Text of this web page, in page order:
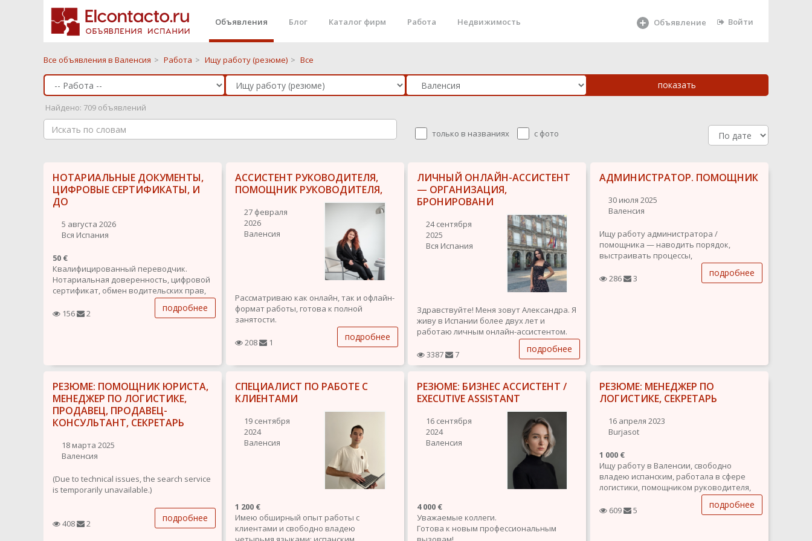
Объявления Блог Каталог фирм Работа Недвижимость Объявление Войти
Все объявления в Валенсия > Работа > Ищу работу (резюме) > Все
Найдено: 709 объявлений
только в названиях с фото
НОТАРИАЛЬНЫЕ ДОКУМЕНТЫ,
ЦИФРОВЫЕ СЕРТИФИКАТЫ, И
ДО
5 августа 2026
Вся Испания
50 €
Квалифицированный переводчик.
Нотариальная доверенность, цифровой
сертификат, обмен водительских прав,
сита на получение карты резиденции и
т.д.156 2 подробнее
АССИСТЕНТ РУКОВОДИТЕЛЯ,
ПОМОЩНИК РУКОВОДИТЕЛЯ,
27 февраля
2026
Валенсия
Рассматриваю как онлайн, так и офлайн-
формат работы, готова к полной
занятости.
Образование:
государственный университет,
2. Магистратура с отличием — НГУЭУ
(Новосибирский государственный
208 1 подробнее
ЛИЧНЫЙ ОНЛАЙН-АССИСТЕНТ
— ОРГАНИЗАЦИЯ,
БРОНИРОВАНИ
24 сентября
2025
Вся Испания
Здравствуйте! Меня зовут Александра. Я
живу в Испании более двух лет и
работаю личным онлайн-ассистентом.
Помогаю предпринимателям, семьям и
частным клиентам с повседневными
деликатным подходом.
Уже сотрудничаю с одной парой...
3387 7 подробнее
АДМИНИСТРАТОР. ПОМОЩНИК
30 июля 2025
Валенсия
Ищу работу администратора /
помощника — наводить порядок,
выстраивать процессы,
коммуницировать — моя сильная
сторона
286 3 подробнее
РЕЗЮМЕ: ПОМОЩНИК ЮРИСТА,
МЕНЕДЖЕР ПО ЛОГИСТИКЕ,
ПРОДАВЕЦ, ПРОДАВЕЦ-
КОНСУЛЬТАНТ, СЕКРЕТАРЬ
18 марта 2025
Валенсия
(Due to technical issues, the search service
is temporarily unavailable.)
Highly organized and detail-oriented
person with the ability to deliver tasks
408 2 подробнее
СПЕЦИАЛИСТ ПО РАБОТЕ С
КЛИЕНТАМИ
19 сентября
2024
Валенсия
1 200 €
Имею обширный опыт работы с
клиентами и свободно владею
РЕЗЮМЕ: БИЗНЕС АССИСТЕНТ /
EXECUTIVE ASSISTANT
16 сентября
2024
Валенсия
4 000 €
Уважаемые коллеги.
Готова к новым профессиональным
РЕЗЮМЕ: МЕНЕДЖЕР ПО
ЛОГИСТИКЕ, СЕКРЕТАРЬ
16 апреля 2023
Burjasot
1 000 €
Ищу работу в Валенсии, свободно
владею испанским, работала в сфере
логистики, помощником руководителя,
так же работала в продажах, помимо
основной работы преподавала
609 5 подробнее